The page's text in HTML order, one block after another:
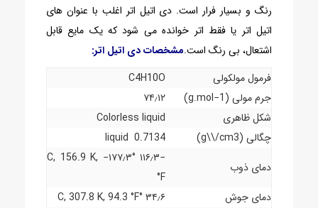
رنگ و بسیار فرار است. دی اتیل اتر اغلب با عنوان های
اتیل اتر یا فقط اتر خوانده می شود که یک مایع قابل
اشتعال، بی رنگ است.مشخصات دی اتیل اتر:
فرمول مولکولی
C4H10O
جرم مولی (g.mol−1)
۷۴٫۱۲
شکل ظاهری
Colorless liquid
چگالی (g\\/cm3)
0.7134 liquid
دمای ذوب
−۱۱۶٫۳ °C, 156.9 K, −۱۷۷٫۳
°F
دمای جوش
۳۴٫۶ °C, 307.8 K, 94.3 °F